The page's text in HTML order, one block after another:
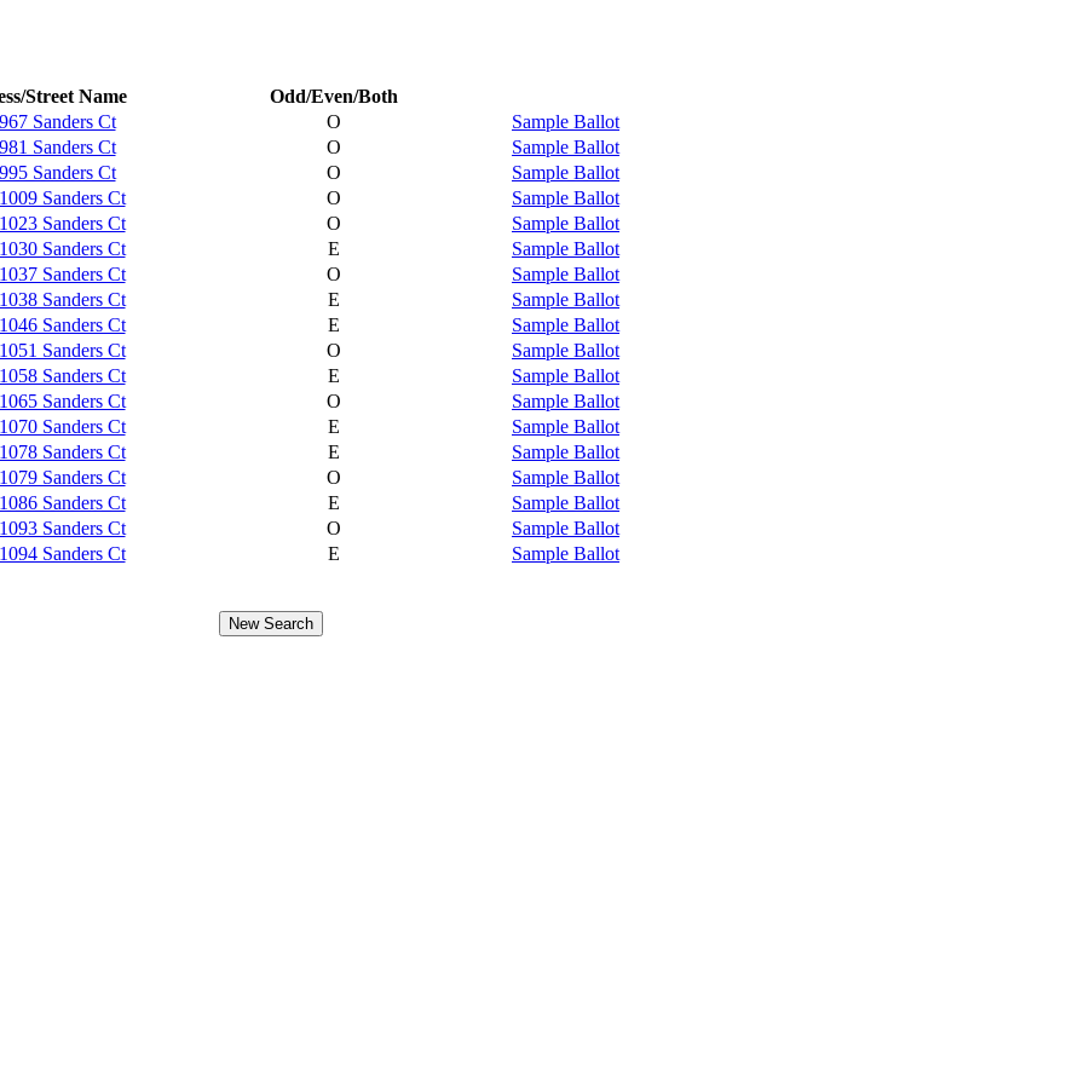
Street Name
Odd/Even/Both
Sanders Ct
O
Sample Ballot
Sanders Ct
O
Sample Ballot
Sanders Ct
O
Sample Ballot
Sanders Ct
O
Sample Ballot
Sanders Ct
O
Sample Ballot
Sanders Ct
E
Sample Ballot
Sanders Ct
O
Sample Ballot
Sanders Ct
E
Sample Ballot
Sanders Ct
E
Sample Ballot
Sanders Ct
O
Sample Ballot
Sanders Ct
E
Sample Ballot
Sanders Ct
O
Sample Ballot
Sanders Ct
E
Sample Ballot
Sanders Ct
E
Sample Ballot
Sanders Ct
O
Sample Ballot
Sanders Ct
E
Sample Ballot
Sanders Ct
O
Sample Ballot
Sanders Ct
E Sample Ballot